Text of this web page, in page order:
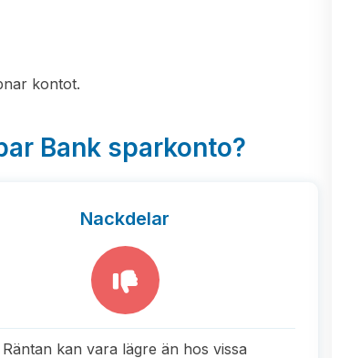
kontot.
Bank sparkonto?
Nackdelar
Räntan kan vara lägre än hos vissa